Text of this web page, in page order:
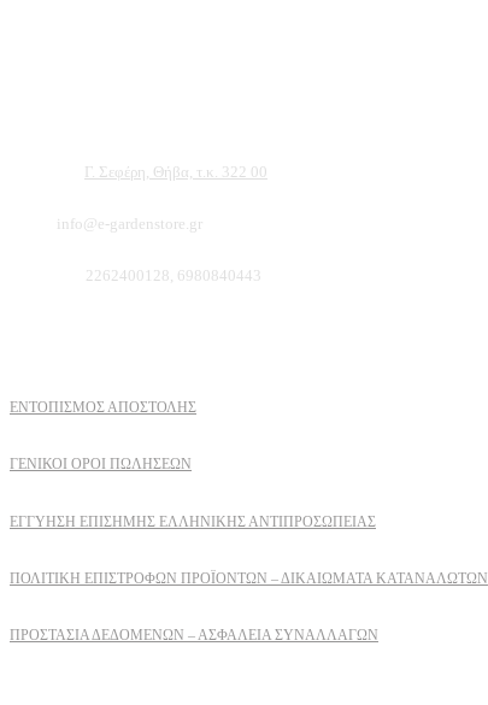
Γ. Σεφέρη, Θήβα, τ.κ. 322 00
info@e-gardenstore.gr
2262400128, 6980840443
ΕΝΤΟΠΙΣΜΟΣ ΑΠΟΣΤΟΛΗΣ
ΓΕΝΙΚΟΙ ΟΡΟΙ ΠΩΛΗΣΕΩΝ
ΕΓΓΎΗΣΗ ΕΠΊΣΗΜΗΣ ΕΛΛΗΝΙΚΉΣ ΑΝΤΙΠΡΟΣΩΠΕΊΑΣ
ΠΟΛΙΤΙΚΉ ΕΠΙΣΤΡΟΦΏΝ ΠΡΟΪΌΝΤΩΝ – ΔΙΚΑΙΏΜΑΤΑ ΚΑΤΑΝΑΛΩΤΏΝ
ΠΡΟΣΤΑΣΊΑ ΔΕΔΟΜΈΝΩΝ – ΑΣΦΆΛΕΙΑ ΣΥΝΑΛΛΑΓΏΝ